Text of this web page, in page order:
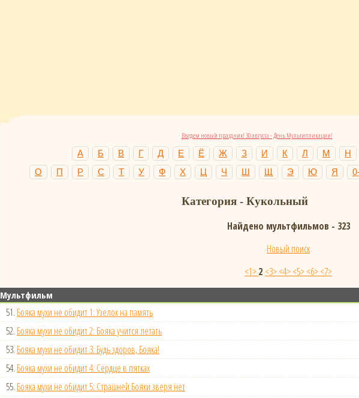
Введем новый праздник! 30 августа - День Мультипликации!
А Б В Г Д Е Ё Ж З И К Л М
Н
О
П Р С Т У Ф Х Ц Ч Ш Щ Э Ю Я
Категория - Кукольный
Найдено мультфильмов - 323
Новый поиск
<1>2 <3><4><5><6><7>
Мультфильм
51. Бояка мухи не обидит 1: Узелок на память
52. Бояка мухи не обидит 2: Бояка учится летать
53. Бояка мухи не обидит 3: Будь здоров, Бояка!
54. Бояка мухи не обидит 4: Сердце в пятках
55. Бояка мухи не обидит 5: Страшней Бояки зверя нет